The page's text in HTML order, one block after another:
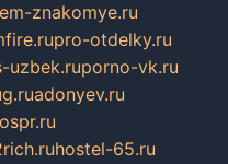
znakomye.ru
pro-otdelky.ru
uzbek.ruporno-vk.ru
adonyev.ru
hostel-65.ru